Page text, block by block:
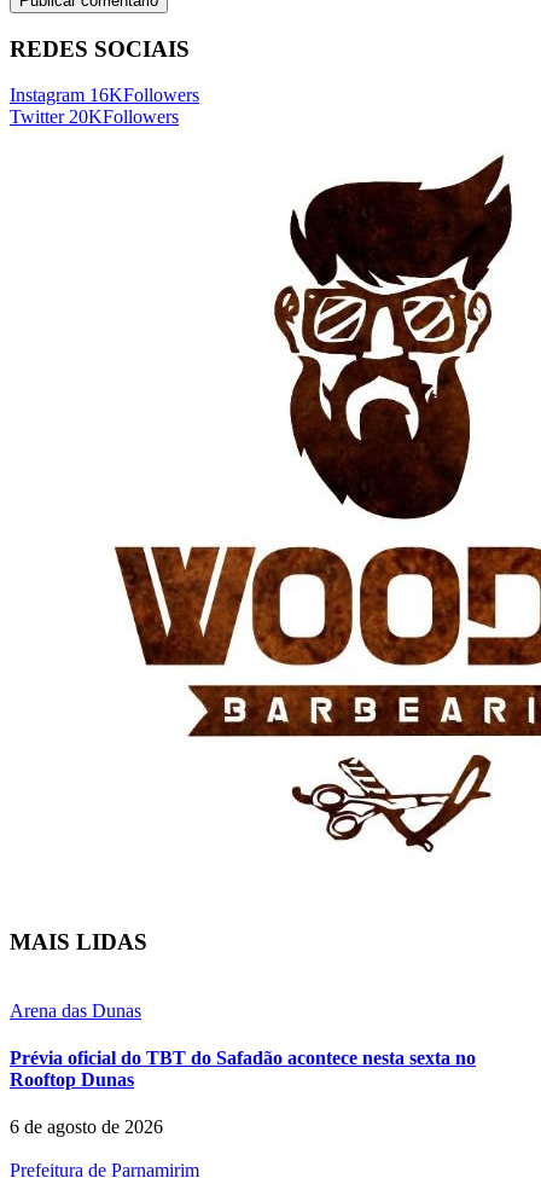
REDES SOCIAIS
Instagram 16KFollowers
Twitter 20KFollowers
MAIS LIDAS
Arena das Dunas
Prévia oficial do TBT do Safadão acontece nesta sexta no
Rooftop Dunas
6 de agosto de 2026
Prefeitura de Parnamirim